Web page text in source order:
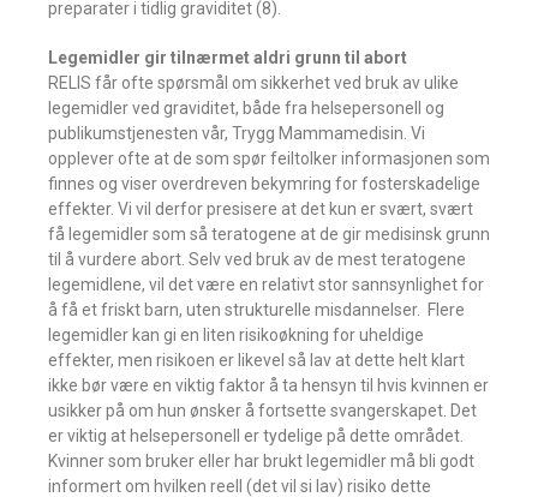
preparater i tidlig graviditet (8).
Legemidler gir tilnærmet aldri grunn til abort
RELIS får ofte spørsmål om sikkerhet ved bruk av ulike
legemidler ved graviditet, både fra helsepersonell og
publikumstjenesten vår, Trygg Mammamedisin. Vi
opplever ofte at de som spør feiltolker informasjonen som
finnes og viser overdreven bekymring for fosterskadelige
effekter. Vi vil derfor presisere at det kun er svært, svært
få legemidler som så teratogene at de gir medisinsk grunn
til å vurdere abort. Selv ved bruk av de mest teratogene
legemidlene, vil det være en relativt stor sannsynlighet for
å få et friskt barn, uten strukturelle misdannelser. Flere
legemidler kan gi en liten risikoøkning for uheldige
effekter, men risikoen er likevel så lav at dette helt klart
ikke bør være en viktig faktor å ta hensyn til hvis kvinnen er
usikker på om hun ønsker å fortsette svangerskapet. Det
er viktig at helsepersonell er tydelige på dette området.
Kvinner som bruker eller har brukt legemidler må bli godt
informert om hvilken reell (det vil si lav) risiko dette